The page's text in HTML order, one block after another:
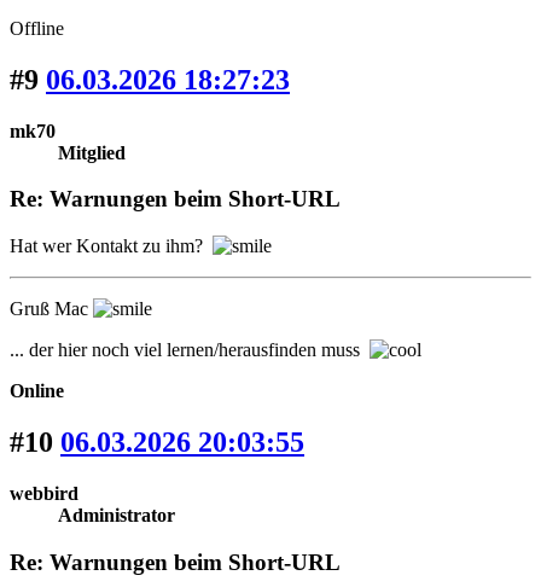
Offline
#9 06.03.2026 18:27:23
mk70
Mitglied
Re: Warnungen beim Short-URL
Hat wer Kontakt zu ihm?
Gruß Mac
... der hier noch viel lernen/herausfinden muss
Online
#10 06.03.2026 20:03:55
webbird
Administrator
Re: Warnungen beim Short-URL